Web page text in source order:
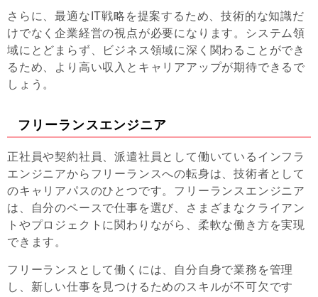
さらに、最適なIT戦略を提案するため、技術的な知識だ
けでなく企業経営の視点が必要になります。システム領
域にとどまらず、ビジネス領域に深く関わることができ
るため、より高い収入とキャリアアップが期待できるで
しょう。
フリーランスエンジニア
正社員や契約社員、派遣社員として働いているインフラ
エンジニアからフリーランスへの転身は、技術者として
のキャリアパスのひとつです。フリーランスエンジニア
は、自分のペースで仕事を選び、さまざまなクライアン
トやプロジェクトに関わりながら、柔軟な働き方を実現
できます。
フリーランスとして働くには、自分自身で業務を管理
し、新しい仕事を見つけるためのスキルが不可欠です